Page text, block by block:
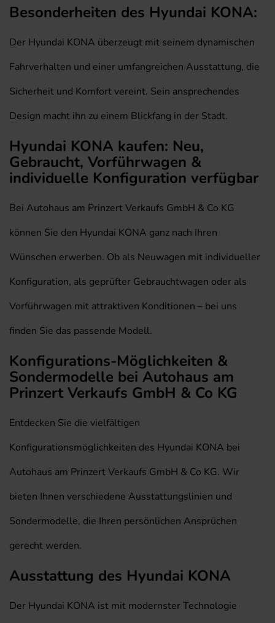
Besonderheiten des Hyundai KONA:
Der Hyundai KONA überzeugt mit seinem dynamischen
Fahrverhalten und einer umfangreichen Ausstattung, die
Sicherheit und Komfort vereint. Sein ansprechendes
Design macht ihn zu einem Blickfang in der Stadt.
Hyundai KONA kaufen: Neu,
Gebraucht, Vorführwagen &
individuelle Konfiguration verfügbar
Bei Autohaus am Prinzert Verkaufs GmbH & Co KG
können Sie den Hyundai KONA ganz nach Ihren
Wünschen erwerben. Ob als Neuwagen mit individueller
Konfiguration, als geprüfter Gebrauchtwagen oder als
Vorführwagen mit attraktiven Konditionen – bei uns
finden Sie das passende Modell.
Konfigurations-Möglichkeiten &
Sondermodelle bei Autohaus am
Prinzert Verkaufs GmbH & Co KG
Entdecken Sie die vielfältigen
Konfigurationsmöglichkeiten des Hyundai KONA bei
Autohaus am Prinzert Verkaufs GmbH & Co KG. Wir
bieten Ihnen verschiedene Ausstattungslinien und
Sondermodelle, die Ihren persönlichen Ansprüchen
gerecht werden.
Ausstattung des Hyundai KONA
Der Hyundai KONA ist mit modernster Technologie